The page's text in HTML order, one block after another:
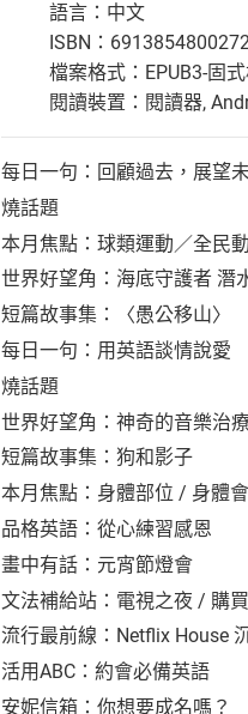
語言：中文
ISBN：
檔案格式：EPUB3-固
閱讀裝置：閱讀器,
每日一句：回顧過去，展望
燒話題
本月焦點：球類運動／全民
世界好望角：海底守護者 潛
短篇故事集：〈愚公移山〉
每日一句：用英語談情說愛
燒話題
世界好望角：神奇的音樂治
短篇故事集：狗和影子
本月焦點：身體部位 / 身體
品格英語：從心練習感恩
畫中有話：元宵節燈會
文法補給站：電視之夜 / 購
流行最前線：Netflix House
活用ABC：約會必備英語
安妮信箱：你想要成名嗎？